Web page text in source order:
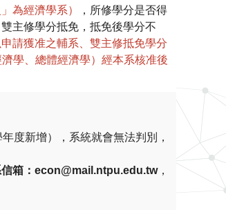
為經濟學系）
，所修學分是否得
主修學分抵免，抵免後學分不
請獲准之輔系、雙主修抵免學分
學、總體經濟學）經本系核准後
度新增），系統就會無法判別，
信箱：econ@mail.ntpu.edu.tw，